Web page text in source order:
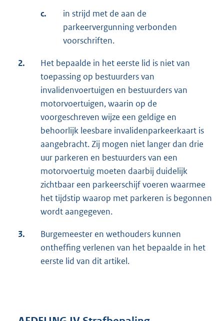
c.
in strijd met de aan de
parkeervergunning verbonden
voorschriften.
2.
Het bepaalde in het eerste lid is niet van
toepassing op bestuurders van
invalidenvoertuigen en bestuurders van
motorvoertuigen, waarin op de
voorgeschreven wijze een geldige en
behoorlijk leesbare invalidenparkeerkaart is
aangebracht. Zij mogen niet langer dan drie
uur parkeren en bestuurders van een
motorvoertuig moeten daarbij duidelijk
zichtbaar een parkeerschijf voeren waarmee
het tijdstip waarop met parkeren is begonnen
wordt aangegeven.
3.
Burgemeester en wethouders kunnen
ontheffing verlenen van het bepaalde in het
eerste lid van dit artikel.